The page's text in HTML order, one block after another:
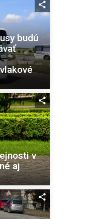
budú
v
aj